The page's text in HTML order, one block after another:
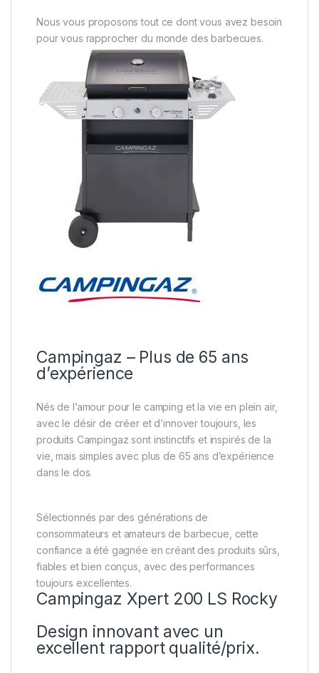
Nous vous proposons tout ce dont vous avez besoin
pour vous rapprocher du monde des barbecues.
Campingaz – Plus de 65 ans
d’expérience
Nés de l’amour pour le camping et la vie en plein air,
avec le désir de créer et d’innover toujours, les
produits Campingaz sont instinctifs et inspirés de la
vie, mais simples avec plus de 65 ans d’expérience
dans le dos.
Sélectionnés par des générations de
consommateurs et amateurs de barbecue, cette
confiance a été gagnée en créant des produits sûrs,
fiables et bien conçus, avec des performances
toujours excellentes.
Campingaz Xpert 200 LS Rocky
Design innovant avec un
excellent rapport qualité/prix.